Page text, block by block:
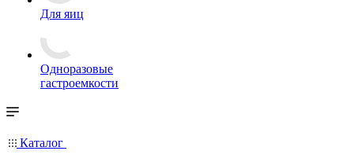
Для яиц
Одноразовые
гастроемкости
Каталог